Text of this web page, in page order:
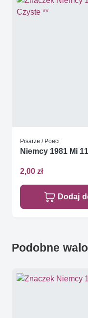
Pisarze / Poeci
Niemcy 1981 Mi
2,00 zł
Dodaj
Podobne